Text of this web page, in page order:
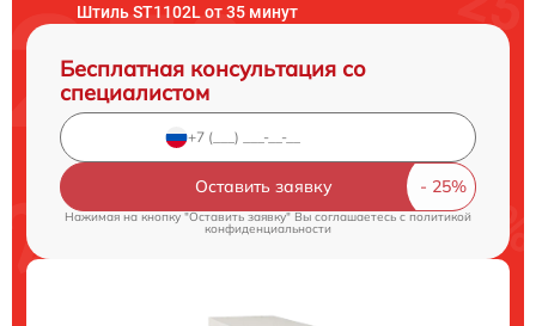
Штиль ST1102L от 35 минут
Бесплатная консультация со
специалистом
Оставить заявку
Нажимая на кнопку "Оставить заявку" Вы соглашаетесь cполитикой
конфиденциальности